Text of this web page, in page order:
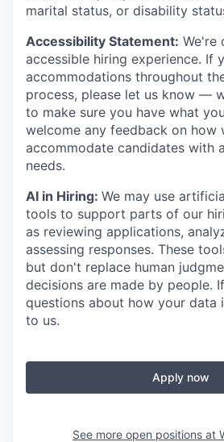
marital status, or disability
Accessibility Statement: We're
accessible hiring experience. If
accommodations throughout
process, please let us know —
to make sure you have what
welcome any feedback on how
accommodate candidates with
needs.
AI in Hiring: We may use
tools to support parts of our
as reviewing applications,
assessing responses. These
but don't replace human
decisions are made by people.
questions about how your data
to us.
Apply now
See more open positions at